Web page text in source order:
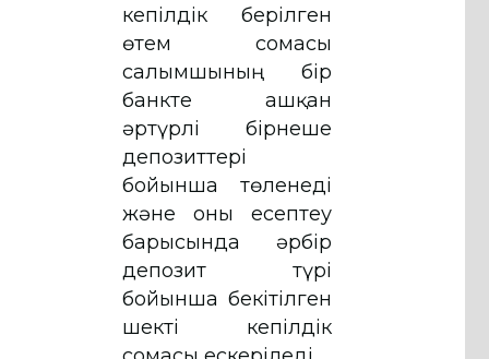
кепілдік берілген
өтем сомасы
салымшының бір
банкте ашқан
әртүрлі бірнеше
депозиттері
бойынша төленеді
және оны есептеу
барысында әрбір
депозит түрі
бойынша бекітілген
шекті кепілдік